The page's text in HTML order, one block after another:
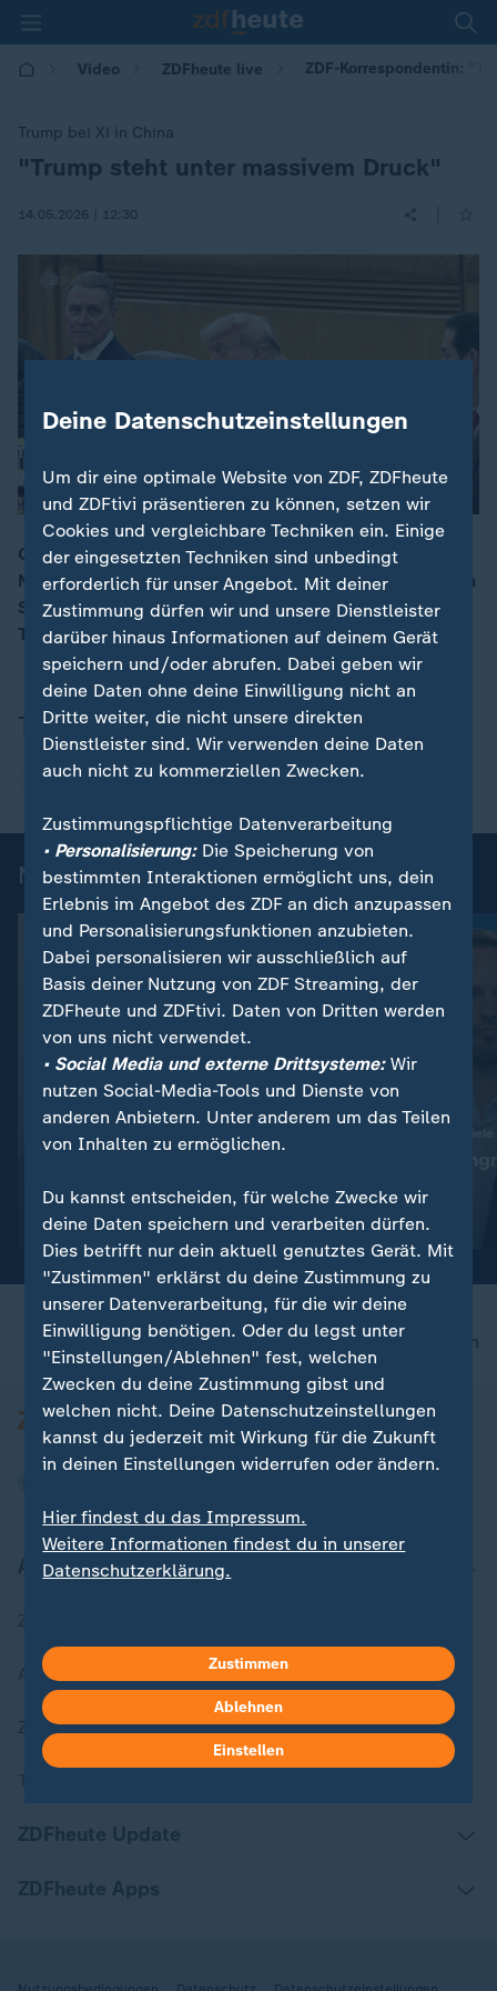
Video ZDFheute live ZDF-Korrespondentin:
Trump bei Xi in China
:"Trump steht unter massivem Druck"
14.05.2026 | 12:30
00:15
China sehe in den USA ein Land, das sich im
Niedergang befinde, so ZDF-Korrespondentin Elisabeth
Schmidt. China habe wirtschaftlich enorm aufgeholt,
Trump müsse mit Erfolgen nach Hause kommen.
Themen
Xi Jinping Donald Trump
Mehr aus ZDFheute live
"Das ist die Champions-
League der Technologie"
Video 19:01
Ukraine trifft neue Ziele
Alltag"
Video5:04
nach oben
Aktuell bei ZDFheute
Aktuelle Sendungs-Videos
ZDFheute Stories
Deine Datenschutzeinstellungen
Um dir eine optimale Website von ZDF, ZDFheute
und ZDFtivi präsentieren zu können, setzen wir
Cookies und vergleichbare Techniken ein. Einige
der eingesetzten Techniken sind unbedingt
erforderlich für unser Angebot. Mit deiner
Zustimmung dürfen wir und unsere Dienstleister
darüber hinaus Informationen auf deinem Gerät
speichern und/oder abrufen. Dabei geben wir
deine Daten ohne deine Einwilligung nicht an
Dritte weiter, die nicht unsere direkten
Dienstleister sind. Wir verwenden deine Daten
auch nicht zu kommerziellen Zwecken.
Zustimmungspflichtige Datenverarbeitung
• Personalisierung:Die Speicherung von
bestimmten Interaktionen ermöglicht uns, dein
Erlebnis im Angebot des ZDF an dich anzupassen
und Personalisierungsfunktionen anzubieten.
Dabei personalisieren wir ausschließlich auf
Basis deiner Nutzung von ZDF Streaming, der
ZDFheute und ZDFtivi. Daten von Dritten werden
von uns nicht verwendet.
• Social Media und externe Drittsysteme:Wir
nutzen Social-Media-Tools und Dienste von
anderen Anbietern. Unter anderem um das Teilen
von Inhalten zu ermöglichen.
Du kannst entscheiden, für welche Zwecke wir
deine Daten speichern und verarbeiten dürfen.
Dies betrifft nur dein aktuell genutztes Gerät. Mit
"Zustimmen" erklärst du deine Zustimmung zu
unserer Datenverarbeitung, für die wir deine
Einwilligung benötigen. Oder du legst unter
"Einstellungen/Ablehnen" fest, welchen
Zwecken du deine Zustimmung gibst und
welchen nicht. Deine Datenschutzeinstellungen
kannst du jederzeit mit Wirkung für die Zukunft
in deinen Einstellungen widerrufen oder ändern.
Hier findest du das Impressum.
Weitere Informationen findest du in unserer
Datenschutzerklärung.
Zustimmen
Ablehnen
Einstellen